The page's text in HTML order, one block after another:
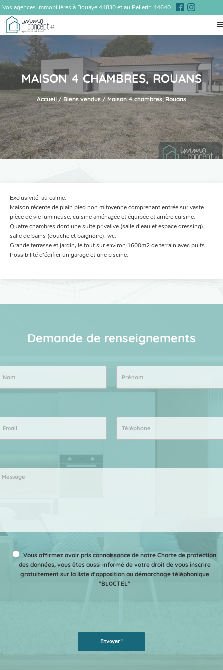
Vos agences immobilières à Bouaye 44830 et au Pellerin 44640
MAISON 4 CHAMBRES, ROUANS
Accueil/Biens vendus /Maison 4 chambres, Rouans
Exclusivité, au calme.
Maison récente de plain pied non mitoyenne comprenant entrée sur vaste
pièce de vie lumineuse, cuisine aménagée et équipée et arrière cuisine.
Quatre chambres dont une suite privative (salle d’eau et espace dressing),
salle de bains (douche et baignoire), wc.
Grande terrasse et jardin, le tout sur environ 1600m2 de terrain avec puits.
Possibilité d’édifier un garage et une piscine.
Demande de renseignements
Vous affirmez avoir pris connaissance de notre Charte de protection
des données, vous êtes aussi informé de votre droit de vous inscrire
gratuitement sur la liste d'opposition au démarchage téléphonique
"BLOCTEL"